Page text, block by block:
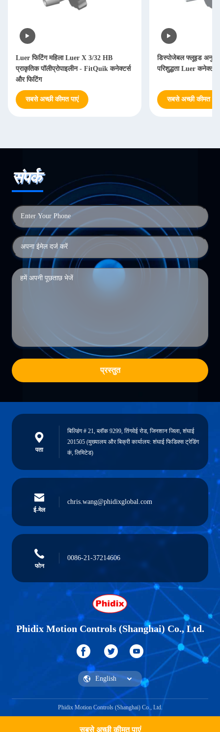
सबसे अच्छी कीमत पाएं
Luer फिटिंग महिला Luer X 3/32 HB
प्राकृतिक पॉलीप्रोपाइलीन - FitQuik कनेक्टर्स
और फिटिंग
सबसे अच्छी कीमत पाएं
डिस्पोजेबल फ्लूइड
परिशुद्धता Luer कनेक्टर
सबसे अच्छी कीमत पाएं
संपर्क
प्रस्तुत
पता
बिल्डिंग # 21, ब्लॉक 9299, तिंगवेई रोड, जिनशान जिला, शंघाई
201505 (मुख्यालय और बिक्री कार्यालय: शंघाई फिडिक्स ट्रेडिंग
कं, लिमिटेड)
ई-मेल
chris.wang@phidixglobal.com
फोन
0086-21-37214606
Phidix Motion Controls (Shanghai) Co., Ltd.
Phidix Motion Controls (Shanghai) Co., Ltd.